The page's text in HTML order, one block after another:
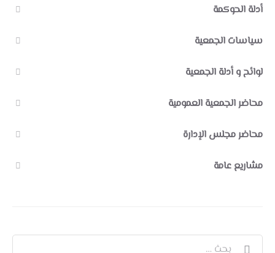
أدلة الحوكمة
سياسات الجمعية
لوائح و أدلة الجمعية
محاضر الجمعية العمومية
محاضر مجلس الإدارة
مشاريع عامة